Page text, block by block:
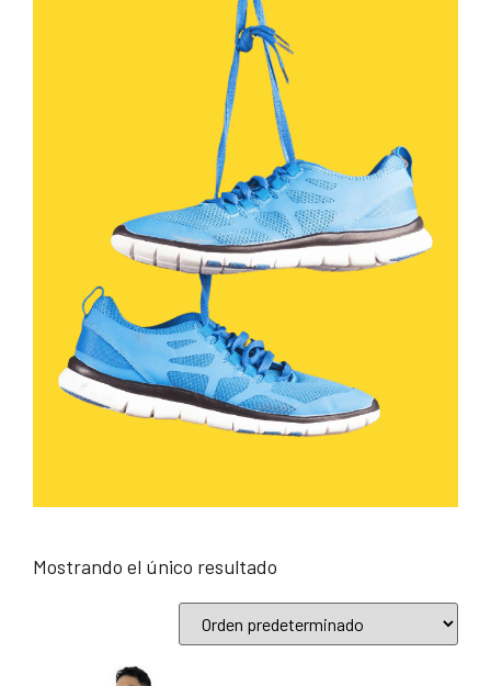
Mostrando el único resultado